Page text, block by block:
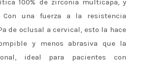
100% de zirconia multicapa, y
una fuerza a la resistencia
de oclusal a cervical, esto la hace
y menos abrasiva que la
ideal para pacientes con